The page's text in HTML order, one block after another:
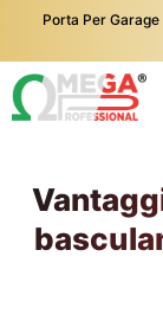
Porta Per